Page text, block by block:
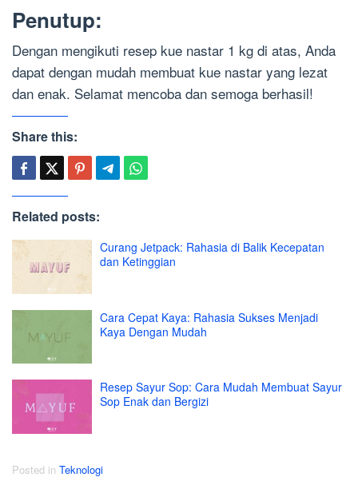
Penutup:
Dengan mengikuti resep kue nastar 1 kg di atas, Anda
dapat dengan mudah membuat kue nastar yang lezat
dan enak. Selamat mencoba dan semoga berhasil!
Share this:
Related posts:
Curang Jetpack: Rahasia di Balik Kecepatan
dan Ketinggian
Cara Cepat Kaya: Rahasia Sukses Menjadi
Kaya Dengan Mudah
Resep Sayur Sop: Cara Mudah Membuat Sayur
Sop Enak dan Bergizi
Posted in Teknologi